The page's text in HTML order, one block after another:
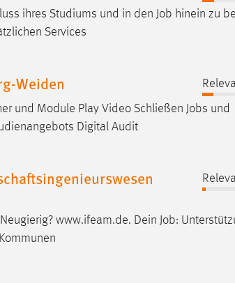
ihres Studiums und in den Job hinein zu
Services
Weiden
und Module Play Video Schließen Jobs und
Digital Audit
www.ifeam.de. Dein Job: